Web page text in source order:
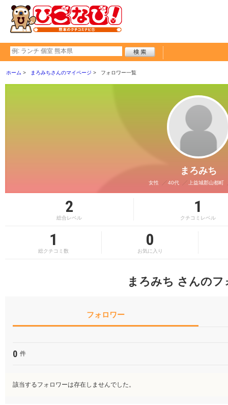
ホーム まろみちさんのマイページ フォロワー一覧
まろみち
女性 40代 上益城郡山都町
2
総合レベル
1
クチコミレベル
1
総クチコミ数
0
お気に入り
まろみち さんのフ
フォロワー
0 件
該当するフォロワーは存在しませんでした。